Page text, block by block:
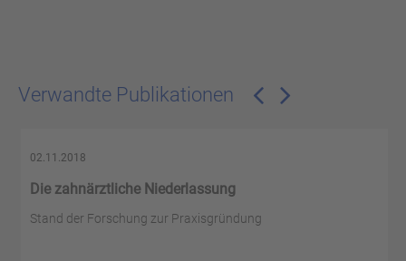
Verwandte Publikationen
02.11.2018
Die zahnärztliche Niederlassung
Stand der Forschung zur Praxisgründung